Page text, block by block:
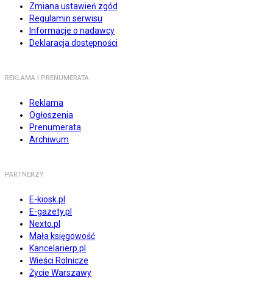
Zmiana ustawień zgód
Regulamin serwisu
Informacje o nadawcy
Deklaracja dostępności
REKLAMA I PRENUMERATA
Reklama
Ogłoszenia
Prenumerata
Archiwum
PARTNERZY
E-kiosk.pl
E-gazety.pl
Nexto.pl
Mała księgowość
Kancelarierp.pl
Wieści Rolnicze
Życie Warszawy